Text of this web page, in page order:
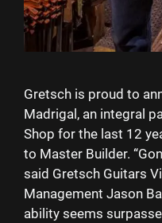
Gretsch is proud to
Madrigal, an integral
Shop for the last 12
to Master Builder.
said Gretsch Guitars
Management Jason
ability seems